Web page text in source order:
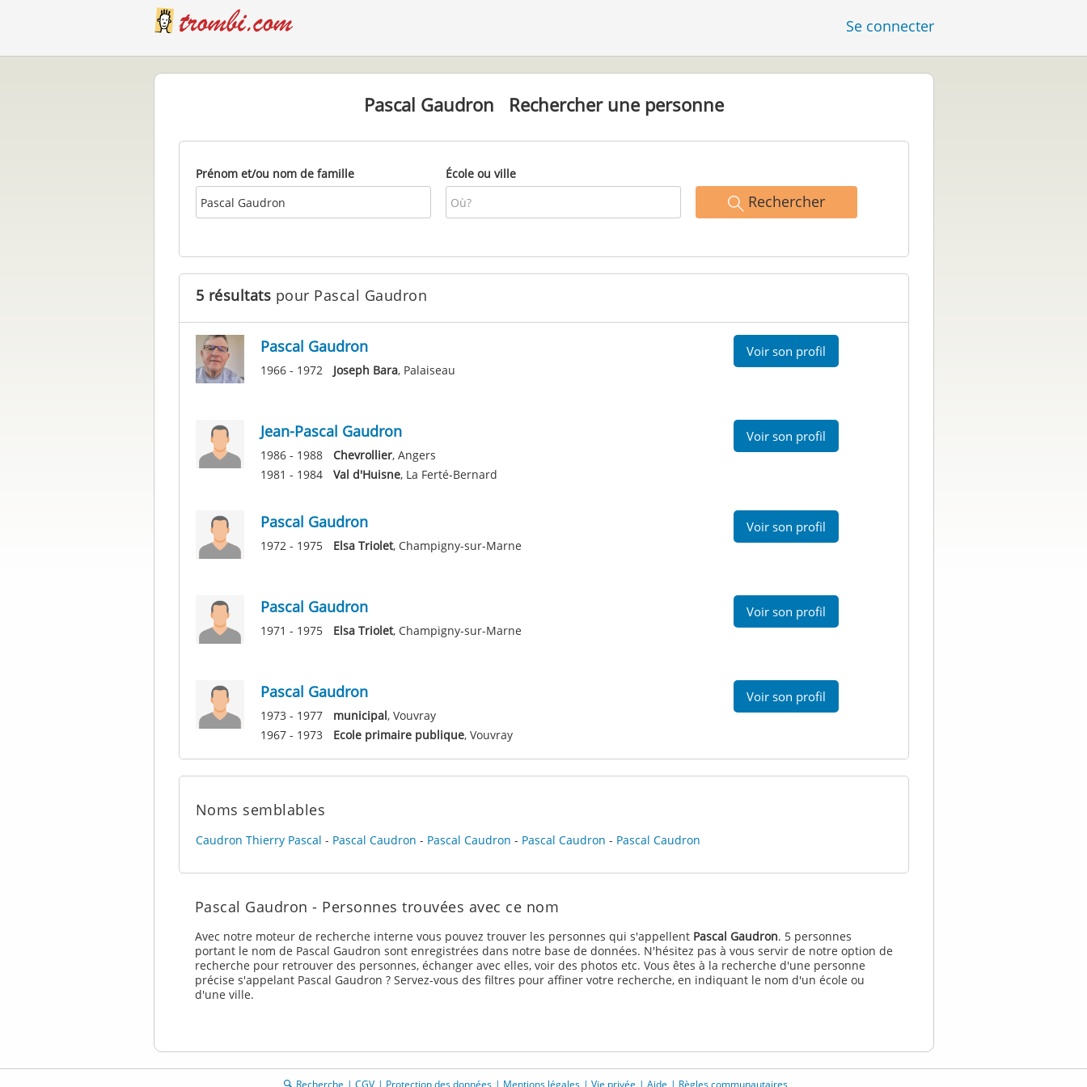
Se connecter
Pascal Gaudron - Personnes trouvées avec ce nom
Avec notre moteur de recherche interne vous pouvez trouver les personnes qui s'appellent Pascal Gaudron. 5 personnes
portant le nom de Pascal Gaudron sont enregistrées dans notre base de données. N'hésitez pas à vous servir de notre option de
recherche pour retrouver des personnes, échanger avec elles, voir des photos etc. Vous êtes à la recherche d'une personne
précise s'appelant Pascal Gaudron ? Servez-vous des filtres pour affiner votre recherche, en indiquant le nom d'un école ou
d'une ville.
Pascal Gaudron Rechercher une personne
Prénom et/ou nom de famille École ou ville
Rechercher
5 résultats pour Pascal Gaudron
Pascal Gaudron
1966 - 1972 Joseph Bara, Palaiseau
Voir son profil
Jean-Pascal Gaudron
1986 - 1988 Chevrollier, Angers
1981 - 1984
Val d'Huisne, La Ferté-Bernard
Voir son profil
Pascal Gaudron
1972 - 1975 Elsa Triolet, Champigny-sur-Marne
Voir son profil
Pascal Gaudron
1971 - 1975 Elsa Triolet, Champigny-sur-Marne
Voir son profil
Pascal Gaudron
1973 - 1977 municipal, Vouvray
1967 - 1973
Ecole primaire publique, Vouvray
Voir son profil
Noms semblables
Caudron Thierry Pascal - Pascal Caudron - Pascal Caudron - Pascal Caudron - Pascal Caudron
Recherche CGV Protection des données Mentions légales Vie privée Aide Règles communautaires